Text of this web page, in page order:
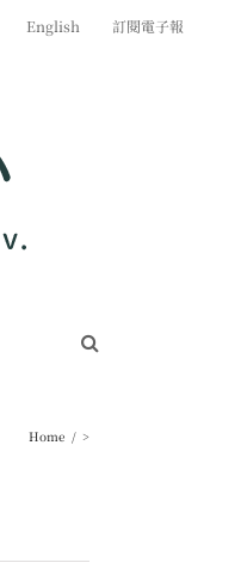
English 訂閱電子報
Home / >